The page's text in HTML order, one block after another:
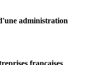
administration